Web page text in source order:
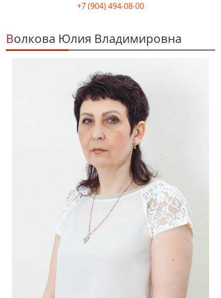
+7 (904) 494-08-00
Волкова Юлия Владимировна